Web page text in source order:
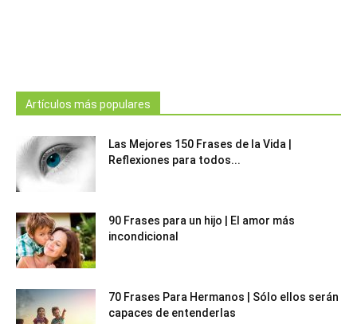
Artículos más populares
Las Mejores 150 Frases de la Vida |
Reflexiones para todos...
90 Frases para un hijo | El amor más
incondicional
70 Frases Para Hermanos | Sólo ellos serán
capaces de entenderlas